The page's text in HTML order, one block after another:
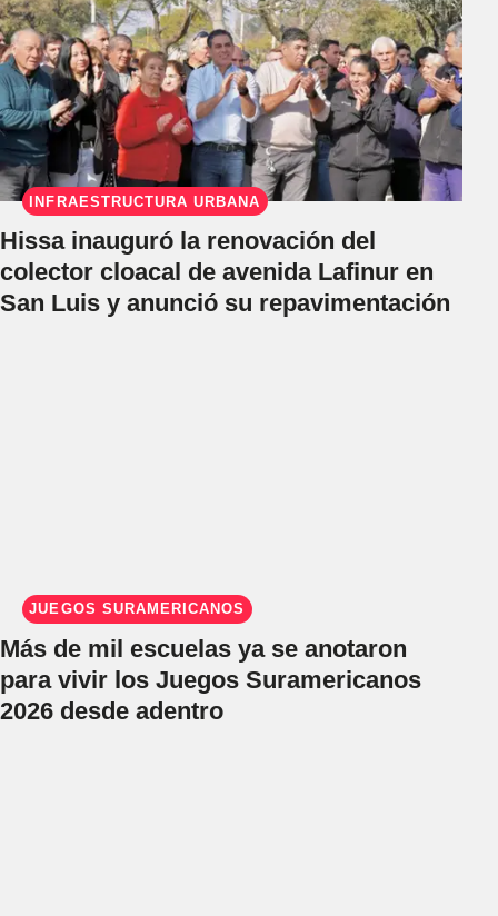
INFRAESTRUCTURA URBANA
Hissa inauguró la renovación del
colector cloacal de avenida Lafinur en
San Luis y anunció su repavimentación
JUEGOS SURAMERICANOS
Más de mil escuelas ya se anotaron
para vivir los Juegos Suramericanos
2026 desde adentro